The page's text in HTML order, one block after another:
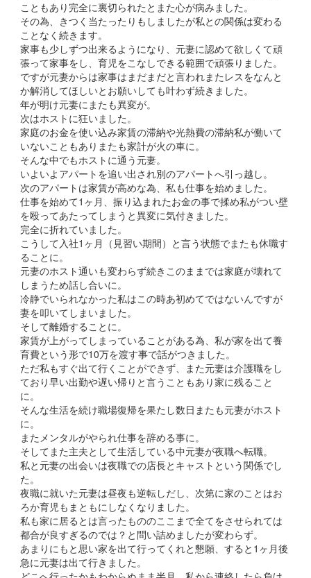
こともあり完全に裏切られたとまた心が病みました。
その為、きつく当たったりもしましたが私との関係は変わる
ことなく続きます。
家事も少しずつ出来るようになり、元妻に認めて欲しくて頑
張って家事をし、育児をこなしできる範囲で頑張りました。
ですが元妻からは家事はまだまだと言われまたレスをなんと
か解消してほしいとお願いしても叶わず続きました。
年が明け元妻にまたも異変が。
次はホストに狂いました。
家庭のお金を使い込み家賃の滞納や光熱費の滞納私が働いて
いないこともありまたも家計が火の車に。
そんな中でもホストに通う元妻。
いよいよアパートを追い出され別のアパートへ引っ越し。
次のアパートは家賃が高めな為、私も仕事を始めました。
仕事を始めて1ヶ月、振り込まれたお金の事で揉め私がつい壁
を殴ってあたってしまうと異変に気付きました。
完全に折れていました。
こうして入社1ヶ月（見習い期間）と言う状態でまたも休職す
ることに。
元妻のホスト通いも変わらず続きこのままでは家庭が壊れて
しまうため話し合いに。
冷静でいられなかった私はこの時あ初めてではないんですが
妻を叩いてしまいました。
そして離婚することに。
家賃が上がってしまっていることがある為、私が家を出て養
育費という形で10万を渡す事で話がつきました。
ただ私もすぐ出て行くことができず、また元妻は介護職をし
ており早い出勤や遅い帰りと言うこともあり家に残ること
に。
そんな生活を続け職場復帰を果たし数日またも元妻がホスト
に。
またメンタルがやられ仕事を辞める事に。
そしてまた主夫として生活している中元妻が夜職へ転職。
私と元妻の出会いは夜職での店長とキャストという関係でし
た。
夜職に就いた元妻は昼夜も逆転しだし、次第に家のことはお
ろか育児もまともにしなくなりました。
私も家に居るとは言ったもののここまで全てをさせられては
都合が良すぎるのでは？と問い詰めましたが変わらず。
あまりにもと思い家を出て行ってくれと懇願、すると1ヶ月後
急に元妻は出て行きました。